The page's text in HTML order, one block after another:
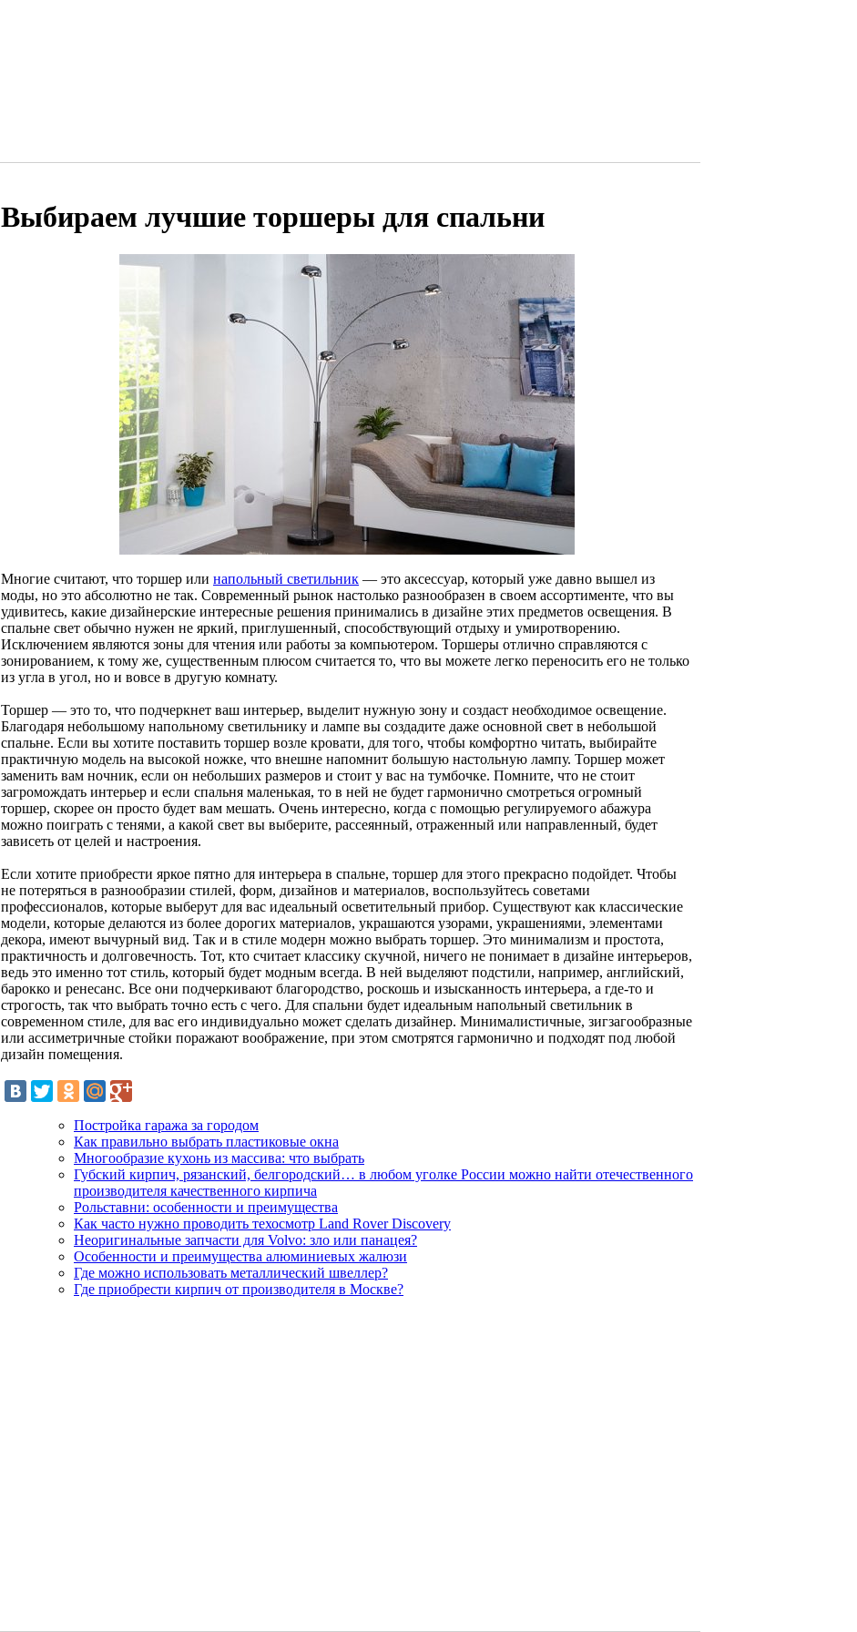
Выбираем лучшие торшеры для спальни
Многие считают, что торшер или напольный светильник — это аксессуар, который уже давно вышел из
моды, но это абсолютно не так. Современный рынок настолько разнообразен в своем ассортименте, что вы
удивитесь, какие дизайнерские интересные решения принимались в дизайне этих предметов освещения. В
спальне свет обычно нужен не яркий, приглушенный, способствующий отдыху и умиротворению.
Исключением являются зоны для чтения или работы за компьютером. Торшеры отлично справляются с
зонированием, к тому же, существенным плюсом считается то, что вы можете легко переносить его не только
из угла в угол, но и вовсе в другую комнату.
Торшер — это то, что подчеркнет ваш интерьер, выделит нужную зону и создаст необходимое освещение.
Благодаря небольшому напольному светильнику и лампе вы создадите даже основной свет в небольшой
спальне. Если вы хотите поставить торшер возле кровати, для того, чтобы комфортно читать, выбирайте
практичную модель на высокой ножке, что внешне напомнит большую настольную лампу. Торшер может
заменить вам ночник, если он небольших размеров и стоит у вас на тумбочке. Помните, что не стоит
загромождать интерьер и если спальня маленькая, то в ней не будет гармонично смотреться огромный
торшер, скорее он просто будет вам мешать. Очень интересно, когда с помощью регулируемого абажура
можно поиграть с тенями, а какой свет вы выберите, рассеянный, отраженный или направленный, будет
зависеть от целей и настроения.
Если хотите приобрести яркое пятно для интерьера в спальне, торшер для этого прекрасно подойдет. Чтобы
не потеряться в разнообразии стилей, форм, дизайнов и материалов, воспользуйтесь советами
профессионалов, которые выберут для вас идеальный осветительный прибор. Существуют как классические
модели, которые делаются из более дорогих материалов, украшаются узорами, украшениями, элементами
декора, имеют вычурный вид. Так и в стиле модерн можно выбрать торшер. Это минимализм и простота,
практичность и долговечность. Тот, кто считает классику скучной, ничего не понимает в дизайне интерьеров,
ведь это именно тот стиль, который будет модным всегда. В ней выделяют подстили, например, английский,
барокко и ренесанс. Все они подчеркивают благородство, роскошь и изысканность интерьера, а где-то и
строгость, так что выбрать точно есть с чего. Для спальни будет идеальным напольный светильник в
современном стиле, для вас его индивидуально может сделать дизайнер. Минималистичные, зигзагообразные
или ассиметричные стойки поражают воображение, при этом смотрятся гармонично и подходят под любой
дизайн помещения.
Постройка гаража за городом
Как правильно выбрать пластиковые окна
Многообразие кухонь из массива: что выбрать
Губский кирпич, рязанский, белгородский… в любом уголке России можно найти отечественного
производителя качественного кирпича
Рольставни: особенности и преимущества
Как часто нужно проводить техосмотр Land Rover Discovery
Неоригинальные запчасти для Volvo: зло или панацея?
Особенности и преимущества алюминиевых жалюзи
Где можно использовать металлический швеллер?
Где приобрести кирпич от производителя в Москве?